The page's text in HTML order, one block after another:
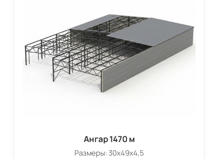
Ангар 1470 м
Размеры: 30х49х4,5